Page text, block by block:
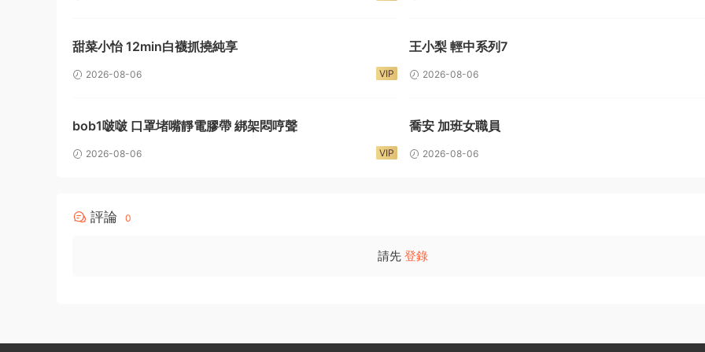
甜菜小怡 12min白襪抓撓純享
2026-08-06 VIP
王小梨 輕中系列7
2026-08-06
bob1啵啵 口罩堵嘴靜電膠帶 綁架悶哼聲
2026-08-06 VIP
喬安 加班女職員
2026-08-06
評論 0
請先 登錄